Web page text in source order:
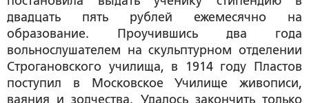
двадцать пять рублей ежемесячно на
образование. Проучившись два года
вольнослушателем на скульптурном отделении
Строгановского училища, в 1914 году Пластов
поступил в Московское Училище живописи,
ваяния и зодчества. Удалось закончить только